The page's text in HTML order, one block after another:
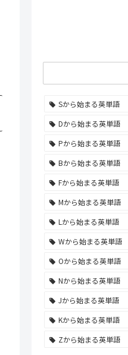
Sから始まる英単語
Dから始まる英単語
Pから始まる英単語
Bから始まる英単語
Fから始まる英単語
Mから始まる英単語
Lから始まる英単語
Wから始まる英単語
Oから始まる英単語
Nから始まる英単語
Jから始まる英単語
Kから始まる英単語
Zから始まる英単語